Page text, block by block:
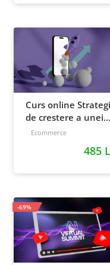
Curs online
de crestere a unei
afaceri - de la idee, la
Ecommerce
485
-69%